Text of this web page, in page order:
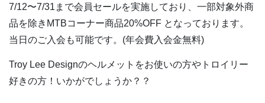
7/12〜7/31まで会員セールを実施しており、一部対象外商
品を除きMTBコーナー商品20%OFF となっております。
当日のご入会も可能です。(年会費入会金無料)
Troy Lee Designのヘルメットをお使いの方やトロイリー
好きの方！いかがでしょうか？？